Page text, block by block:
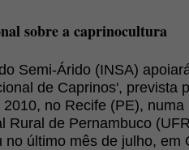
sobre a caprinocultura
Semi-Árido (INSA)
de Caprinos', prevista
no Recife (PE),
Rural de Pernambuco
no último mês de julho, em